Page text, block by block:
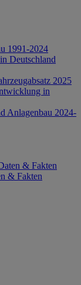
1991-2024
Deutschland
2025
in
Anlagenbau 2024-
& Fakten
& Fakten